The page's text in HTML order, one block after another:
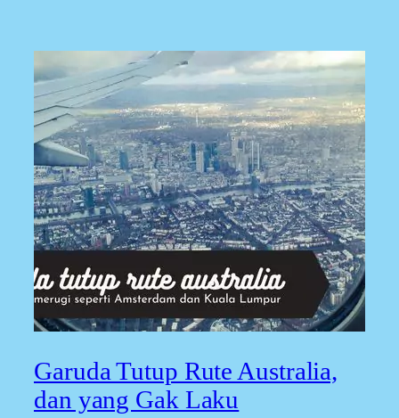
Garuda Tutup Rute Australia,
dan yang Gak Laku